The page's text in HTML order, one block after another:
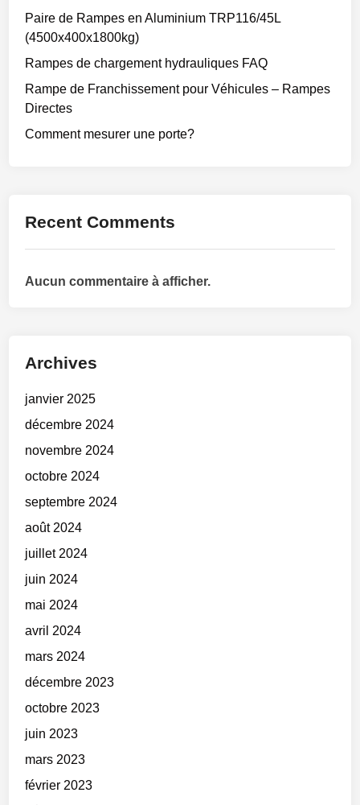
Paire de Rampes en Aluminium TRP116/45L
(4500x400x1800kg)
Rampes de chargement hydrauliques FAQ
Rampe de Franchissement pour Véhicules – Rampes
Directes
Comment mesurer une porte?
Recent Comments
Aucun commentaire à afficher.
Archives
janvier 2025
décembre 2024
novembre 2024
octobre 2024
septembre 2024
août 2024
juillet 2024
juin 2024
mai 2024
avril 2024
mars 2024
décembre 2023
octobre 2023
juin 2023
mars 2023
février 2023